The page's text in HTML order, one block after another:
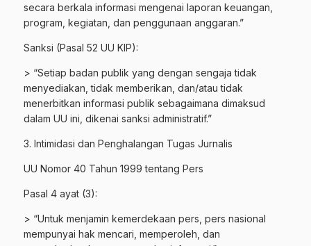
secara berkala informasi mengenai laporan keuangan,
program, kegiatan, dan penggunaan anggaran.”
Sanksi (Pasal 52 UU KIP):
> “Setiap badan publik yang dengan sengaja tidak
menyediakan, tidak memberikan, dan/atau tidak
menerbitkan informasi publik sebagaimana dimaksud
dalam UU ini, dikenai sanksi administratif.”
3. Intimidasi dan Penghalangan Tugas Jurnalis
UU Nomor 40 Tahun 1999 tentang Pers
Pasal 4 ayat (3):
> “Untuk menjamin kemerdekaan pers, pers nasional
mempunyai hak mencari, memperoleh, dan